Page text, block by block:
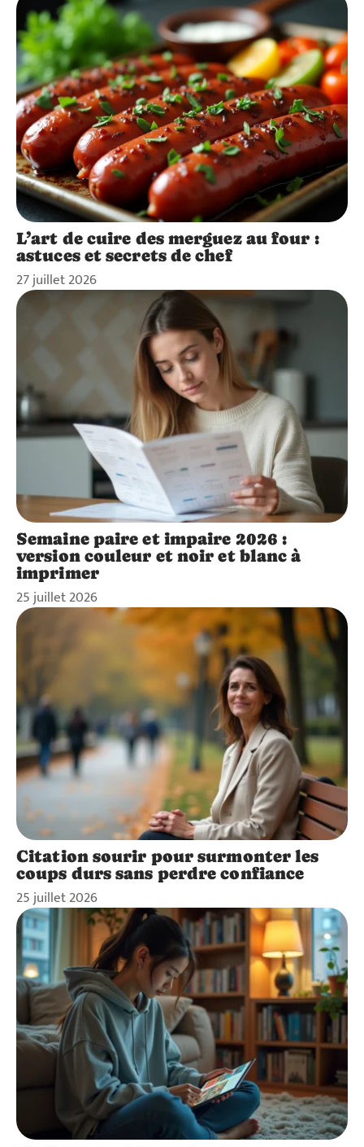
L’art de cuire des merguez au four :
astuces et secrets de chef
27 juillet 2026
Semaine paire et impaire 2026 :
version couleur et noir et blanc à
imprimer
25 juillet 2026
Citation sourir pour surmonter les
coups durs sans perdre confiance
25 juillet 2026